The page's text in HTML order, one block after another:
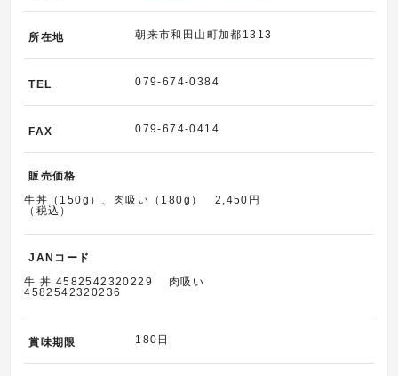
所在地 朝来市和田山町加都1313
TEL 079-674-0384
FAX 079-674-0414
販売価格
牛丼（150g）、肉吸い（180g） 2,450円
（税込）
JANコード
牛 丼 4582542320229 肉吸い
4582542320236
賞味期限 180日